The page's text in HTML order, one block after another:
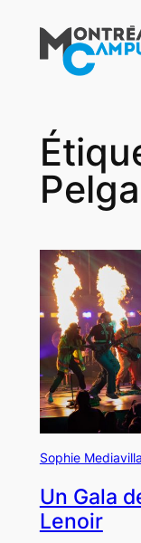
contenu
Sophie
Un Gala
Lenoir